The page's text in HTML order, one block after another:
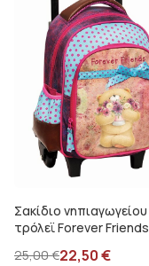
Σακίδιο νηπιαγωγείου
τρόλεϊ Forever Friends
25,00€22,50€